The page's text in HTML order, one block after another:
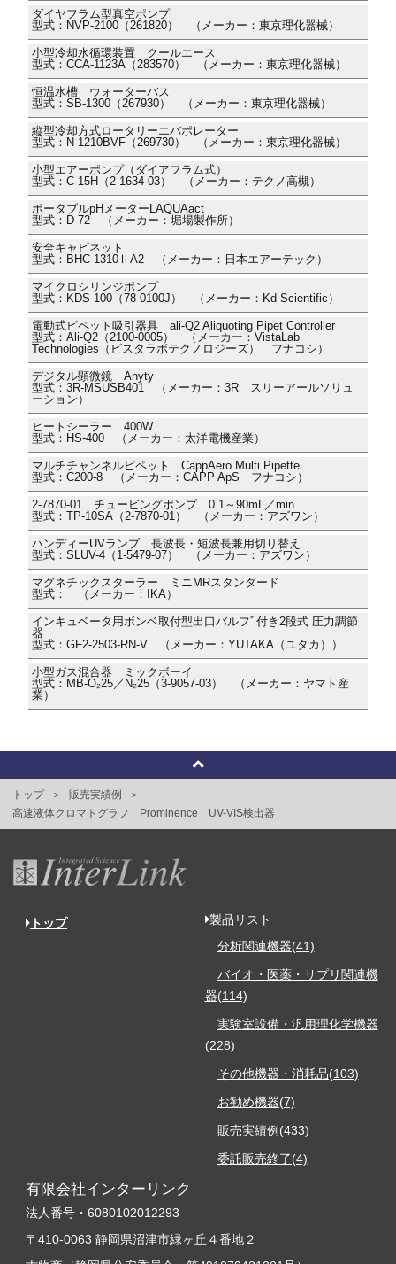
ダイヤフラム型真空ポンプ
型式：NVP-2100（261820） （メーカー：東京理化器械）
小型冷却水循環装置 クールエース
型式：CCA-1123A（283570） （メーカー：東京理化器械）
恒温水槽 ウォーターバス
型式：SB-1300（267930） （メーカー：東京理化器械）
縦型冷却方式ロータリーエバポレーター
型式：N-1210BVF（269730） （メーカー：東京理化器械）
小型エアーポンプ（ダイアフラム式）
型式：C-15H（2-1634-03） （メーカー：テクノ高槻）
ポータブルpHメーターLAQUAact
型式：D-72 （メーカー：堀場製作所）
安全キャビネット
型式：BHC-1310ⅡA2 （メーカー：日本エアーテック）
マイクロシリンジポンプ
型式：KDS-100（78-0100J） （メーカー：Kd Scientific）
電動式ピペット吸引器具 ali-Q2 Aliquoting Pipet Controller
型式：Ali-Q2（2100-0005） （メーカー：VistaLab
Technologies（ビスタラボテクノロジーズ） フナコシ）
デジタル顕微鏡 Anyty
型式：3R-MSUSB401 （メーカー：3R スリーアールソリュ
ーション）
ヒートシーラー 400W
型式：HS-400 （メーカー：太洋電機産業）
マルチチャンネルピペット CappAero Multi Pipette
型式：C200-8 （メーカー：CAPP ApS フナコシ）
2-7870-01 チュービングポンプ 0.1～90mL／min
型式：TP-10SA（2-7870-01） （メーカー：アズワン）
ハンディーUVランプ 長波長・短波長兼用切り替え
型式：SLUV-4（1-5479-07） （メーカー：アズワン）
マグネチックスターラー ミニMRスタンダード
型式： （メーカー：IKA）
インキュベータ用ボンベ取付型出口バルフﾞ付き2段式 圧力調節
器
型式：GF2-2503-RN-V （メーカー：YUTAKA（ユタカ））
小型ガス混合器 ミックボーイ
型式：MB-O₂25／N₂25（3-9057-03） （メーカー：ヤマト産
業）
トップ
販売実績例
高速液体クロマトグラフ Prominence UV-VIS検出器
トップ
製品リスト
分析関連機器(41)
バイオ・医薬・サプリ関連機
器(114)
実験室設備・汎用理化学機器
(228)
その他機器・消耗品(103)
お勧め機器(7)
販売実績例(433)
委託販売終了(4)
有限会社インターリンク
法人番号・6080102012293
〒410-0063 静岡県沼津市緑ヶ丘４番地２